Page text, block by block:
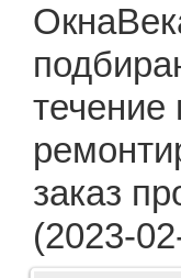
течение
заказ
(2023-